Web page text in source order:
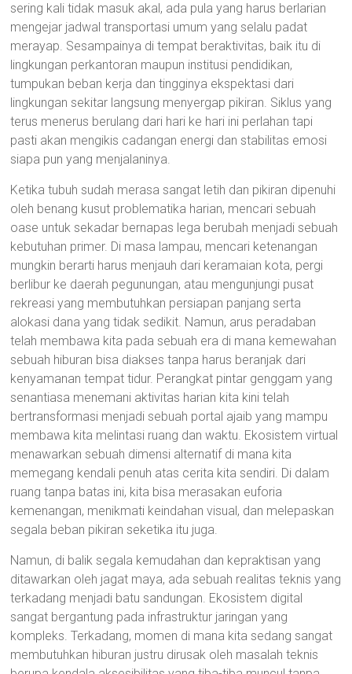
sering kali tidak masuk akal, ada pula yang harus berlarian
mengejar jadwal transportasi umum yang selalu padat
merayap. Sesampainya di tempat beraktivitas, baik itu di
lingkungan perkantoran maupun institusi pendidikan,
tumpukan beban kerja dan tingginya ekspektasi dari
lingkungan sekitar langsung menyergap pikiran. Siklus yang
terus menerus berulang dari hari ke hari ini perlahan tapi
pasti akan mengikis cadangan energi dan stabilitas emosi
siapa pun yang menjalaninya.
Ketika tubuh sudah merasa sangat letih dan pikiran dipenuhi
oleh benang kusut problematika harian, mencari sebuah
oase untuk sekadar bernapas lega berubah menjadi sebuah
kebutuhan primer. Di masa lampau, mencari ketenangan
mungkin berarti harus menjauh dari keramaian kota, pergi
berlibur ke daerah pegunungan, atau mengunjungi pusat
rekreasi yang membutuhkan persiapan panjang serta
alokasi dana yang tidak sedikit. Namun, arus peradaban
telah membawa kita pada sebuah era di mana kemewahan
sebuah hiburan bisa diakses tanpa harus beranjak dari
kenyamanan tempat tidur. Perangkat pintar genggam yang
senantiasa menemani aktivitas harian kita kini telah
bertransformasi menjadi sebuah portal ajaib yang mampu
membawa kita melintasi ruang dan waktu. Ekosistem virtual
menawarkan sebuah dimensi alternatif di mana kita
memegang kendali penuh atas cerita kita sendiri. Di dalam
ruang tanpa batas ini, kita bisa merasakan euforia
kemenangan, menikmati keindahan visual, dan melepaskan
segala beban pikiran seketika itu juga.
Namun, di balik segala kemudahan dan kepraktisan yang
ditawarkan oleh jagat maya, ada sebuah realitas teknis yang
terkadang menjadi batu sandungan. Ekosistem digital
sangat bergantung pada infrastruktur jaringan yang
kompleks. Terkadang, momen di mana kita sedang sangat
membutuhkan hiburan justru dirusak oleh masalah teknis